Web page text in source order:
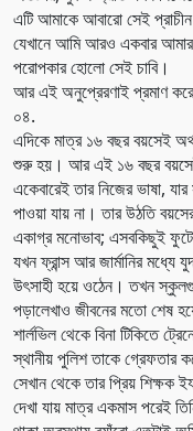
এটি আমাকে আবারো সেই
যেখানে আমি আরও একবার আমার
পরোপকার হোলো সেই চাবি।
আর এই অনুপ্রেরণাই প্রমাণ
০৪.
এদিকে মাত্র ১৬ বছর বয়সেই
শুরু হয়। আর এই ১৬ বছর
একেবারেই তার নিজের ভাষা,
পাওয়া যায় না। তার উঠতি
একাগ্র মনোভাব; এসবকিছুই
যখন ফ্রান্স আর জার্মানির মধ্যে
উৎসাহী হয়ে ওঠেন। তখন
পড়ালেখাও জীবনের মতো শেষ
শার্লভিল থেকে বিনা টিকিতে
স্থানীয় পুলিশ তাকে গ্রেফতার
সেখান থেকে তার প্রিয় শিক্ষক
দেখা যায় মাত্র একমাস পরেই